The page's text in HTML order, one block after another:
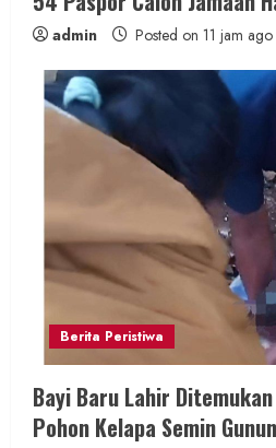
admin Posted on 11 jam ago
Berita Peristiwa
Bayi Baru Lahir
Pohon Kelapa Semin